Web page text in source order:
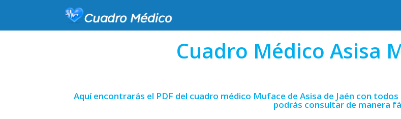
Cuadro Médico Asisa
Aquí encontrarás el PDF del cuadro médico Muface de Asisa de Jaén con
podrás consultar de manera